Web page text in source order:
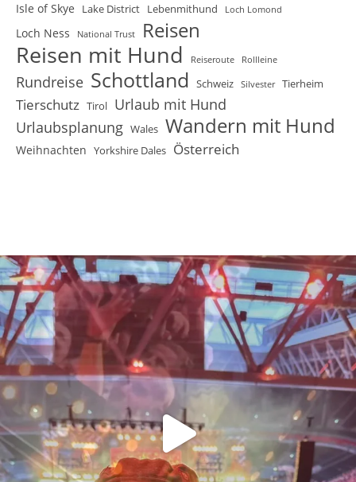
Isle of Skye Lake District Lebenmithund Loch Lomond
Loch Ness National Trust Reisen
Reisen mit Hund Reiseroute Rollleine
Rundreise Schottland Schweiz Silvester Tierheim
Tierschutz Tirol Urlaub mit Hund
Urlaubsplanung Wales Wandern mit Hund
Weihnachten Yorkshire Dales Österreich